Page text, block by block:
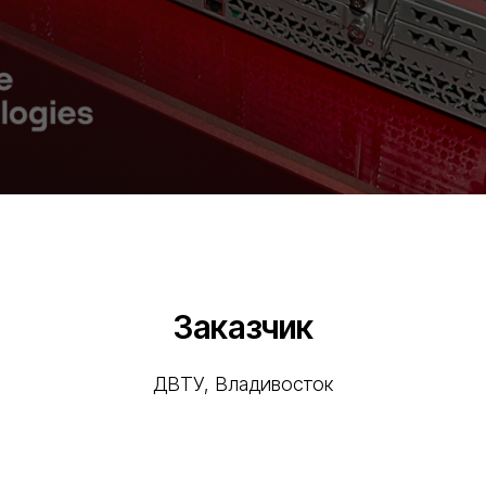
Заказчик
ДВТУ, Владивосток